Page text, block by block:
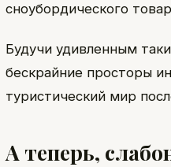
сноубордического
Будучи удивленным
бескрайние просторы
туристический мир
А теперь,